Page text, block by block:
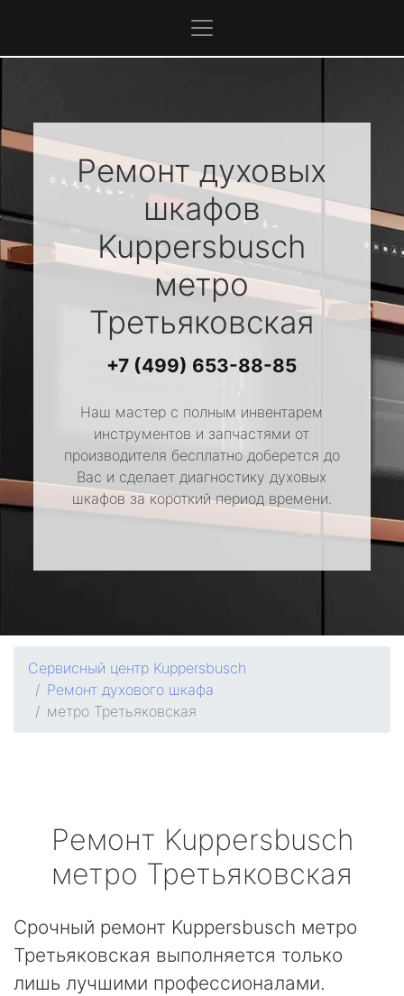
Ремонт духовых
шкафов
Kuppersbusch
метро
Третьяковская
+7 (499) 653-88-85
Наш мастер с полным инвентарем
инструментов и запчастями от
производителя бесплатно доберется до
Вас и сделает диагностику духовых
шкафов за короткий период времени.
Сервисный центр Kuppersbusch
Ремонт духового шкафа
метро Третьяковская
Ремонт Kuppersbusch
метро Третьяковская
Срочный ремонт Kuppersbusch метро
Третьяковская выполняется только
лишь лучшими профессионалами.